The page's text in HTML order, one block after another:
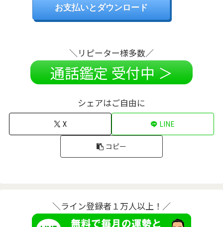
お支払いとダウンロード
＼リピーター様多数／
通話鑑定 受付中 ＞
シェアはご自由に
X LINE
コピー
＼ライン登録者１万人以上！／